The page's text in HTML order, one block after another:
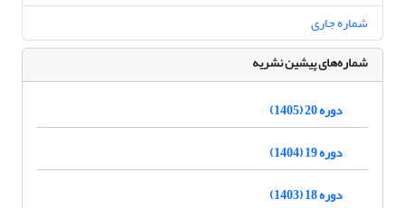
شماره جاری
شماره‌های پیشین نشریه
دوره 20 (1405)
دوره 19 (1404)
دوره 18 (1403)